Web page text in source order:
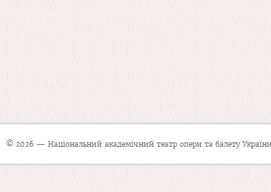
© 2026 — Національний академічний театр опери та балету